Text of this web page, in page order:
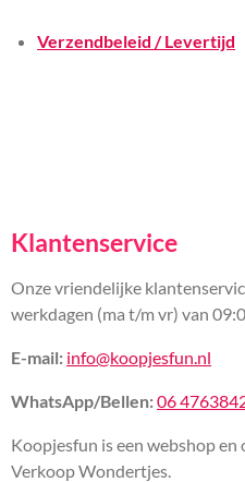
Verzendbeleid / Levertijd
Klantenservice
Onze vriendelijke
werkdagen (ma t/m vr) van
E-mail: info@koopjesfun.nl
WhatsApp/Bellen:06
Koopjesfun is een webshop en
Verkoop Wondertjes.